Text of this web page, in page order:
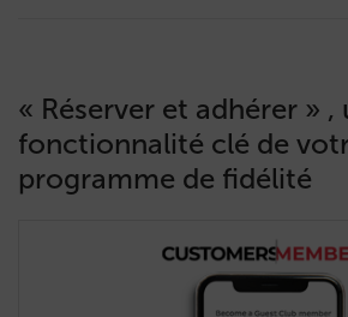
« Réserver et adhérer » ,
fonctionnalité clé de
programme de fidélité